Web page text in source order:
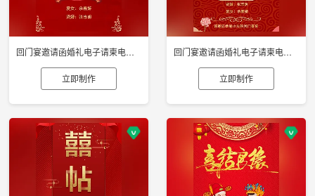
回门宴邀请函婚礼电子请柬电子贺卡h5制作
立即制作
回门宴邀请函婚礼电子请柬电子贺卡h5制作
立即制作